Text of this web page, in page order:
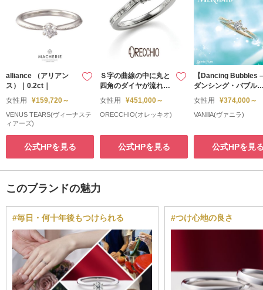
alliance （アリアン
ス）｜0.2ct｜
女性用
¥159,720～
VENUS TEARS(ヴィーナステ
ィアーズ)
公式HPを見る
Ｓ字の曲線の中に丸と
四角のダイヤが流れる
ように留められた婚約
指輪 ＜guira～ジュ
ーラ＞サンダルウッド
女性用 ¥451,000～
ORECCHIO(オレッキオ)
公式HPを見る
【Dancing Bubbles –
ダンシング・バブル
-】 踊る泡
女性用 ¥374,000～
VANillA(ヴァニラ)
公式HPを見
このブランドの魅力
#毎日・何十年後もつけられる #つけ心地の良さ